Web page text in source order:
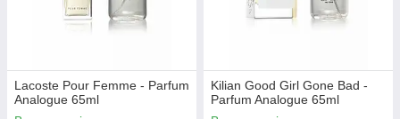
Lacoste Pour Femme - Parfum
Analogue 65ml
Kilian Good Girl Gone Bad -
Parfum Analogue 65ml